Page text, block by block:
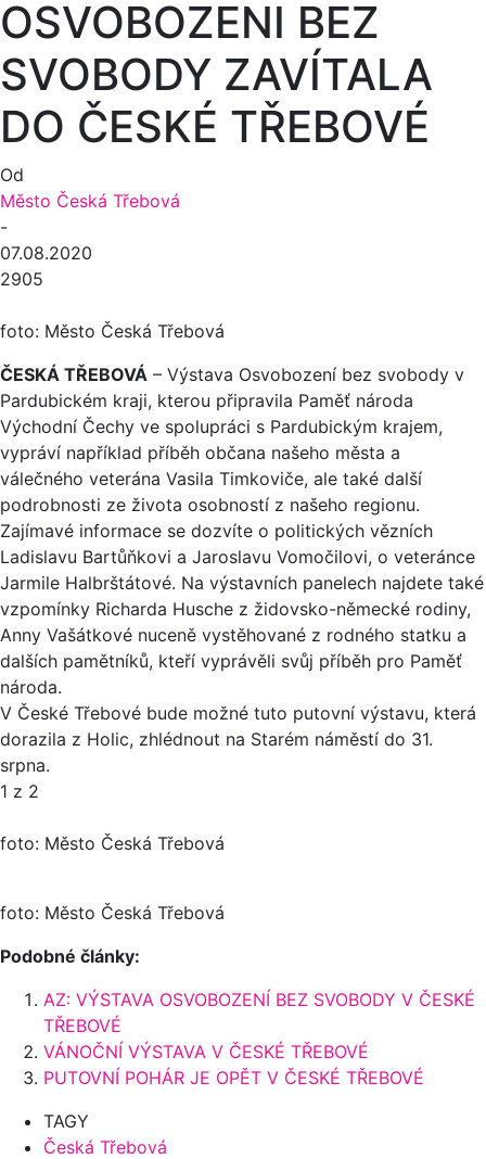
OSVOBOZENI BEZ
SVOBODY ZAVÍTALA
DO ČESKÉ TŘEBOVÉ
Od
Město Česká Třebová
-
07.08.2020
2905
foto: Město Česká Třebová
ČESKÁ TŘEBOVÁ – Výstava Osvobození bez svobody v
Pardubickém kraji, kterou připravila Paměť národa
Východní Čechy ve spolupráci s Pardubickým krajem,
vypráví například příběh občana našeho města a
válečného veterána Vasila Timkoviče, ale také další
podrobnosti ze života osobností z našeho regionu.
Zajímavé informace se dozvíte o politických vězních
Ladislavu Bartůňkovi a Jaroslavu Vomočilovi, o veteránce
Jarmile Halbrštátové. Na výstavních panelech najdete také
vzpomínky Richarda Husche z židovsko-německé rodiny,
Anny Vašátkové nuceně vystěhované z rodného statku a
dalších pamětníků, kteří vyprávěli svůj příběh pro Paměť
národa.
V České Třebové bude možné tuto putovní výstavu, která
dorazila z Holic, zhlédnout na Starém náměstí do 31.
srpna.
1 z 2
foto: Město Česká Třebová
foto: Město Česká Třebová
Podobné články:
AZ: VÝSTAVA OSVOBOZENÍ BEZ SVOBODY V ČESKÉ
TŘEBOVÉ
VÁNOČNÍ VÝSTAVA V ČESKÉ TŘEBOVÉ
PUTOVNÍ POHÁR JE OPĚT V ČESKÉ TŘEBOVÉ
TAGY
Česká Třebová